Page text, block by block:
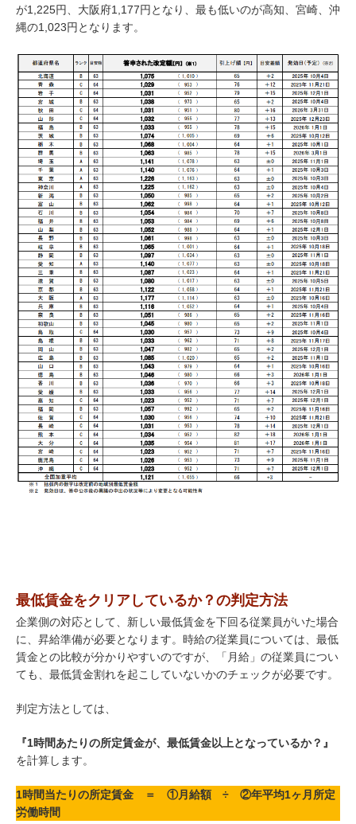
が1,225円、大阪府1,177円となり、最も低いのが高知、宮崎、沖
縄の1,023円となります。
最低賃金をクリアしているか？の判定方法
企業側の対応として、新しい最低賃金を下回る従業員がいた場合
に、昇給準備が必要となります。時給の従業員については、最低
賃金との比較が分かりやすいのですが、「月給」の従業員につい
ても、最低賃金割れを起こしていないかのチェックが必要です。
判定方法としては、
『1時間あたりの所定賃金が、最低賃金以上となっているか？』
を計算します。
1時間当たりの所定賃金 ＝ ①月給額 ÷ ②年平均1ヶ月所定
労働時間